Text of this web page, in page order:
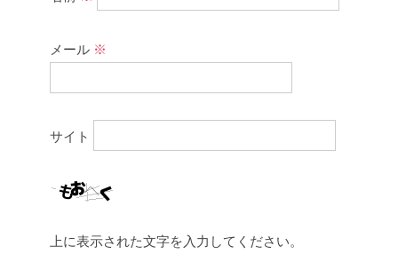
メール ※
サイト
上に表示された文字を入力してください。